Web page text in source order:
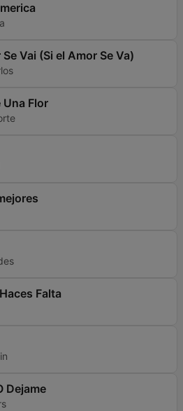
Vai (Si el Amor Se Va)
Flor
Falta
Dejame